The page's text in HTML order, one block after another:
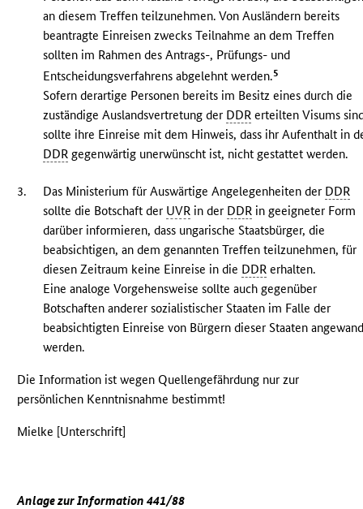
an diesem Treffen teilzunehmen. Von Ausländern bereits
beantragte Einreisen zwecks Teilnahme an dem Treffen
sollten im Rahmen des Antrags-, Prüfungs- und
Entscheidungsverfahrens abgelehnt werden.5
Sofern derartige Personen bereits im Besitz eines durch die
zuständige Auslandsvertretung der DDR erteilten Visums
sollte ihre Einreise mit dem Hinweis, dass ihr Aufenthalt in
DDR gegenwärtig unerwünscht ist, nicht gestattet werden.
3. Das Ministerium für Auswärtige Angelegenheiten der DDR
sollte die Botschaft der UVR in der DDR in geeigneter Form
darüber informieren, dass ungarische Staatsbürger, die
beabsichtigen, an dem genannten Treffen teilzunehmen, für
diesen Zeitraum keine Einreise in die DDR erhalten.
Eine analoge Vorgehensweise sollte auch gegenüber
Botschaften anderer sozialistischer Staaten im Falle der
beabsichtigten Einreise von Bürgern dieser Staaten
werden.
Die Information ist wegen Quellengefährdung nur zur
persönlichen Kenntnisnahme bestimmt!
Mielke [Unterschrift]
Anlage zur Information 441/88